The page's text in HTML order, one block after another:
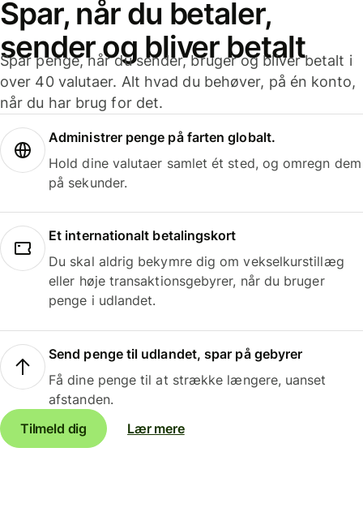
Spar, når du betaler,
sender og bliver betalt
Spar penge, når du sender, bruger og bliver betalt i
over 40 valutaer. Alt hvad du behøver, på én konto,
når du har brug for det.
Administrer penge på farten globalt.
Hold dine valutaer samlet ét sted, og omregn dem
på sekunder.
Et internationalt betalingskort
Du skal aldrig bekymre dig om vekselkurstillæg
eller høje transaktionsgebyrer, når du bruger
penge i udlandet.
Send penge til udlandet, spar på gebyrer
Få dine penge til at strække længere, uanset
afstanden.
Tilmeld dig
Lær mere